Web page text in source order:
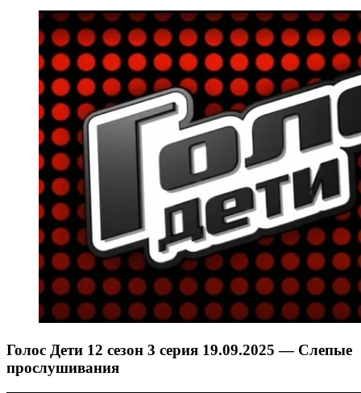
Голос Дети 12 сезон 3 серия 19.09.2025 — Слепые
прослушивания